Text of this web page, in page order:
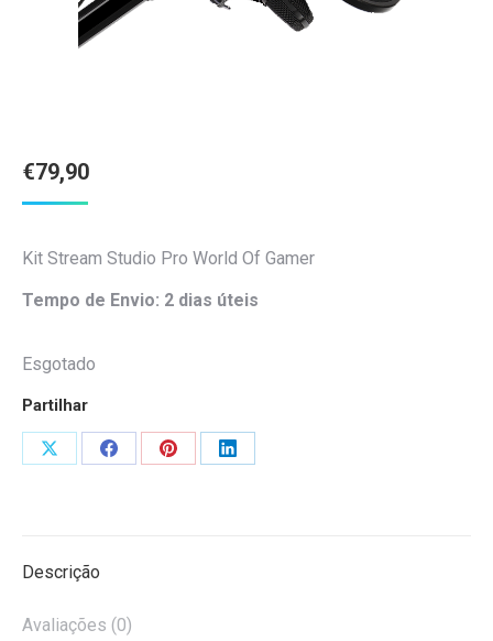
€79,90
Kit Stream Studio Pro World Of Gamer
Tempo de Envio: 2 dias úteis
Esgotado
Partilhar
Share
Share
Share
Share
Descrição
Avaliações (0)